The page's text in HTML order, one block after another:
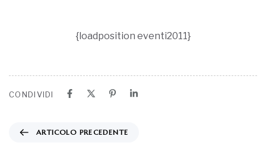
{loadposition eventi2011}
CONDIVIDI
ARTICOLO PRECEDENTE